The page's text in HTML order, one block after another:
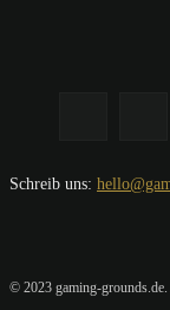
Schreib uns:
© 2023 gaming-